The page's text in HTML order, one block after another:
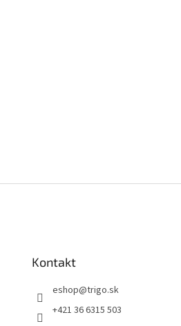
Kontakt
eshop@trigo.sk
+421 36 6315 503